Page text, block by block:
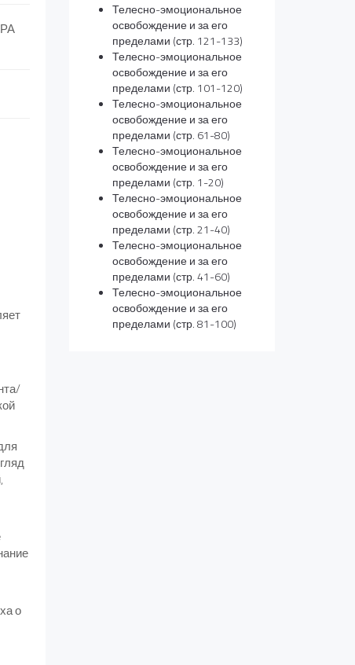
о
Телесно-эмоциональное
освобождение и за его
пределами (стр. 121-133)
Телесно-эмоциональное
освобождение и за его
пределами (стр. 101-120)
Телесно-эмоциональное
освобождение и за его
пределами (стр. 61-80)
Телесно-эмоциональное
освобождение и за его
пределами (стр. 1-20)
Телесно-эмоциональное
освобождение и за его
пределами (стр. 21-40)
Телесно-эмоциональное
освобождение и за его
пределами (стр. 41-60)
Телесно-эмоциональное
освобождение и за его
пределами (стр. 81-100)